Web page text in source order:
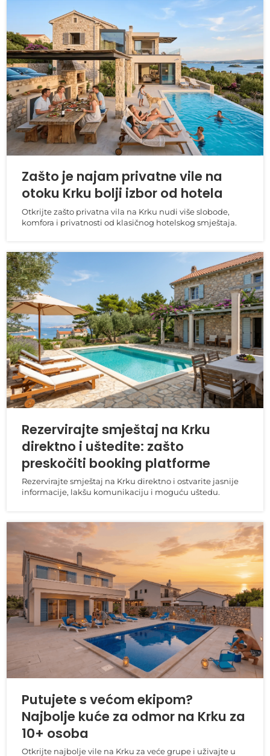
Zašto je najam privatne vile na
otoku Krku bolji izbor od hotela
Otkrijte zašto privatna vila na Krku nudi više slobode,
komfora i privatnosti od klasičnog hotelskog smještaja.
Rezervirajte smještaj na Krku
direktno i uštedite: zašto
preskočiti booking platforme
Rezervirajte smještaj na Krku direktno i ostvarite jasnije
informacije, lakšu komunikaciju i moguću uštedu.
Putujete s većom ekipom?
Najbolje kuće za odmor na Krku za
10+ osoba
Otkrijte najbolje vile na Krku za veće grupe i uživajte u